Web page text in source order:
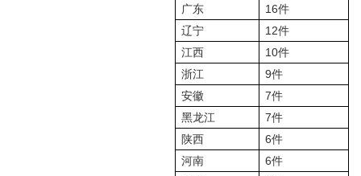
广东
16件
辽宁
12件
江西
10件
浙江
9件
安徽
7件
黑龙江
7件
陕西
6件
河南
6件